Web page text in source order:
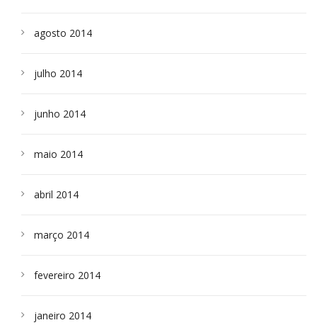
agosto 2014
julho 2014
junho 2014
maio 2014
abril 2014
março 2014
fevereiro 2014
janeiro 2014